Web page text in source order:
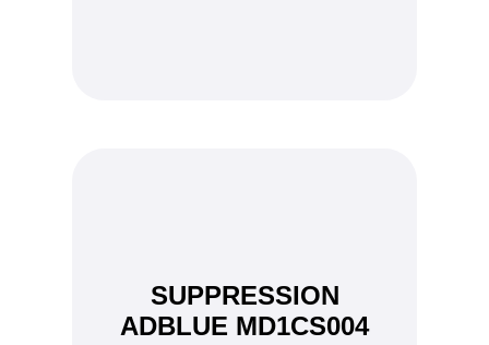
SUPPRESSION
ADBLUE MD1CS004